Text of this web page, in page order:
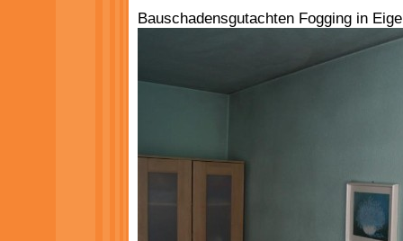
Bauschadensgutachten Fogging in